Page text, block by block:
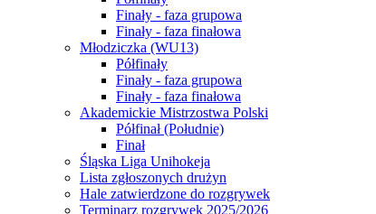
Finały - faza grupowa
Finały - faza finałowa
Młodziczka (WU13)
Półfinały
Finały - faza grupowa
Finały - faza finałowa
Akademickie Mistrzostwa Polski
Półfinał (Południe)
Finał
Śląska Liga Unihokeja
Lista zgłoszonych drużyn
Hale zatwierdzone do rozgrywek
Terminarz rozgrywek 2025/2026